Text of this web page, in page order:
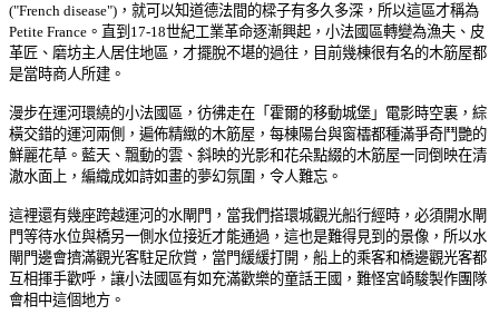
("French disease")，就可以知道德法間的樑子有多久多深，所以這區才稱為
Petite France。直到17-18世紀工業革命逐漸興起，小法國區轉變為漁夫、皮
革匠、磨坊主人居住地區，才擺脫不堪的過往，目前幾棟很有名的木筋屋都
是當時商人所建。
漫步在運河環繞的小法國區，彷彿走在「霍爾的移動城堡」電影時空裏，綜
橫交錯的運河兩側，遍佈精緻的木筋屋，每棟陽台與窗櫺都種滿爭奇鬥艷的
鮮麗花草。藍天、飄動的雲、斜映的光影和花朵點綴的木筋屋一同倒映在清
澈水面上，編織成如詩如畫的夢幻氛圍，令人難忘。
這裡還有幾座跨越運河的水閘門 ，當我們搭環城觀光船行經時，必須開水閘
門等待水位與橋另一側水位接近才能通過，這也是難得見到的景像，所以水
閘門邊會擠滿觀光客駐足欣賞，當門緩緩打開，船上的乘客和橋邊觀光客都
互相揮手歡呼，讓小法國區有如充滿歡樂的童話王國，難怪宮崎駿製作團隊
會相中這個地方。